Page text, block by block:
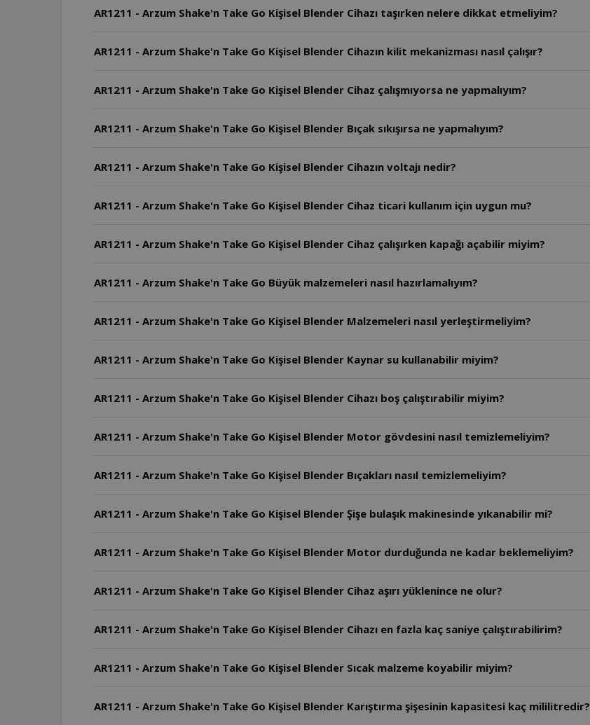
AR1211 - Arzum Shake'n Take Go Kişisel Blender Cihazı taşırken nelere dikkat etmeliyim?
AR1211 - Arzum Shake'n Take Go Kişisel Blender Cihazın kilit mekanizması nasıl çalışır?
AR1211 - Arzum Shake'n Take Go Kişisel Blender Cihaz çalışmıyorsa ne yapmalıyım?
AR1211 - Arzum Shake'n Take Go Kişisel Blender Bıçak sıkışırsa ne yapmalıyım?
AR1211 - Arzum Shake'n Take Go Kişisel Blender Cihazın voltajı nedir?
AR1211 - Arzum Shake'n Take Go Kişisel Blender Cihaz ticari kullanım için uygun mu?
AR1211 - Arzum Shake'n Take Go Kişisel Blender Cihaz çalışırken kapağı açabilir miyim?
AR1211 - Arzum Shake'n Take Go Büyük malzemeleri nasıl hazırlamalıyım?
AR1211 - Arzum Shake'n Take Go Kişisel Blender Malzemeleri nasıl yerleştirmeliyim?
AR1211 - Arzum Shake'n Take Go Kişisel Blender Kaynar su kullanabilir miyim?
AR1211 - Arzum Shake'n Take Go Kişisel Blender Cihazı boş çalıştırabilir miyim?
AR1211 - Arzum Shake'n Take Go Kişisel Blender Motor gövdesini nasıl temizlemeliyim?
AR1211 - Arzum Shake'n Take Go Kişisel Blender Bıçakları nasıl temizlemeliyim?
AR1211 - Arzum Shake'n Take Go Kişisel Blender Şişe bulaşık makinesinde yıkanabilir mi?
AR1211 - Arzum Shake'n Take Go Kişisel Blender Motor durduğunda ne kadar beklemeliyim?
AR1211 - Arzum Shake'n Take Go Kişisel Blender Cihaz aşırı yüklenince ne olur?
AR1211 - Arzum Shake'n Take Go Kişisel Blender Cihazı en fazla kaç saniye çalıştırabilirim?
AR1211 - Arzum Shake'n Take Go Kişisel Blender Sıcak malzeme koyabilir miyim?
AR1211 - Arzum Shake'n Take Go Kişisel Blender Karıştırma şişesinin kapasitesi kaç mililitredir?